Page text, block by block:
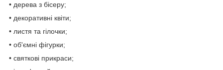
• дерева з бісеру;
• декоративні квіти;
• листя та гілочки;
• об'ємні фігурки;
• святкові прикраси;